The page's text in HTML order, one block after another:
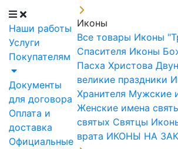
Наши работы
Услуги
Покупателям
Документы
для договора
Оплата и
доставка
Официальные
Иконы
Все товары Иконы
Спасителя Иконы
Пасха Христова
великие праздники
Хранителя Мужские
Женские имена
святых Святцы
врата ИКОНЫ НА